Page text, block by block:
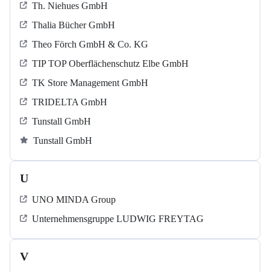
Th. Niehues GmbH
Thalia Bücher GmbH
Theo Förch GmbH & Co. KG
TIP TOP Oberflächenschutz Elbe GmbH
TK Store Management GmbH
TRIDELTA GmbH
Tunstall GmbH
Tunstall GmbH
U
UNO MINDA Group
Unternehmensgruppe LUDWIG FREYTAG
V